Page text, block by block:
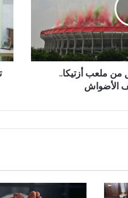
ينطلق من ملعب أزتيكا..
الأضواش